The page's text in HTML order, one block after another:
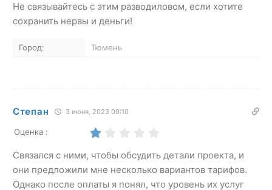
Не связывайтесь с этим разводиловом, если хотите
сохранить нервы и деньги!
Город: Тюмень
Степан 3 июня, 2023 09:10
Оценка :
Связался с ними, чтобы обсудить детали проекта, и
они предложили мне несколько вариантов тарифов.
Однако после оплаты я понял, что уровень их услуг